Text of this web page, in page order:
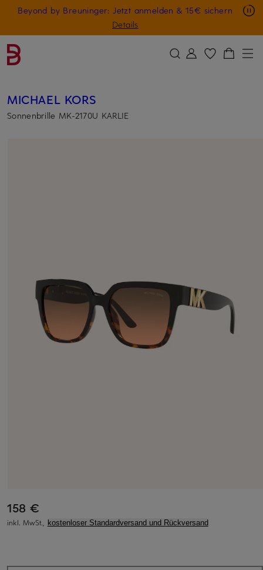
ZUM HAUPTINHALT ÜBERSPRINGEN
Beyond by Breuninger: Jetzt anmelden & 15€ sichern
Details
Nur in der App: -10 € auf digitale Geschenkkarten
GESCHENK20
MICHAEL KORS
Sonnenbrille MK-2170U KARLIE
158 €
inkl. MwSt., kostenloser Standardversand und Rückversand